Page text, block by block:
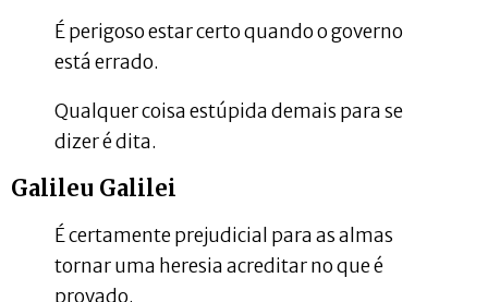
É perigoso estar certo quando o governo
está errado.
Qualquer coisa estúpida demais para se
dizer é dita.
Galileu Galilei
É certamente prejudicial para as almas
tornar uma heresia acreditar no que é
provado.